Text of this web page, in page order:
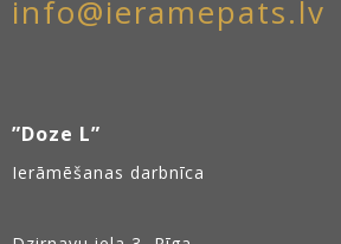
info@ieramepats.lv
”Doze L”
Ierāmēšanas darbnīca